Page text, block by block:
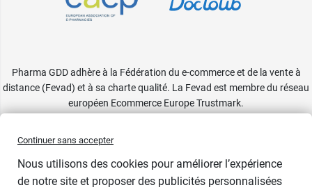
Pharma GDD adhère à la Fédération du e-commerce et de la vente à
distance (Fevad) et à sa charte qualité. La Fevad est membre du réseau
européen Ecommerce Europe Trustmark.
Continuer sans accepter
Nous utilisons des cookies pour améliorer l’expérience
de notre site et proposer des publicités personnalisées